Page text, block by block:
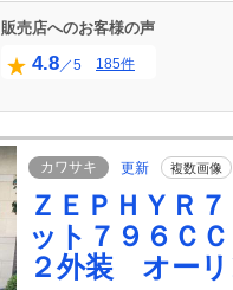
販売店へのお客様の声
4.8／5 185件
カワサキ 更新 複数画像
ＺＥＰＨＹＲ
ット７９６Ｃ
２外装 オーリ